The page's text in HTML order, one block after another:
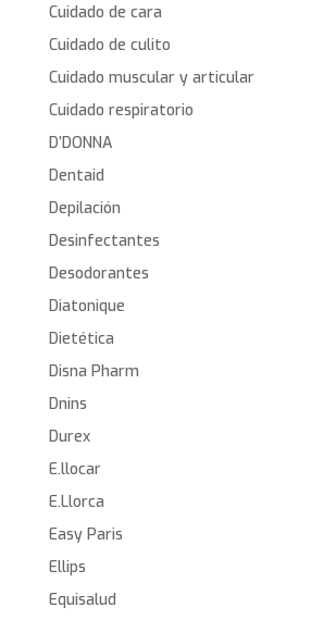
Cuidado de cara
Cuidado de culito
Cuidado muscular y articular
Cuidado respiratorio
D’DONNA
Dentaid
Depilación
Desinfectantes
Desodorantes
Diatonique
Dietética
Disna Pharm
Dnins
Durex
E.llocar
E.Llorca
Easy Paris
Ellips
Equisalud